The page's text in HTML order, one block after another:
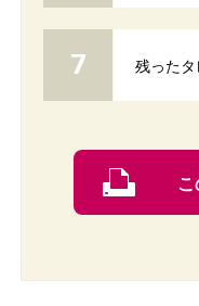
残ったタ
こ